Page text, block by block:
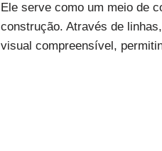
Ele serve como um meio de
construção. Através de
visual compreensível,